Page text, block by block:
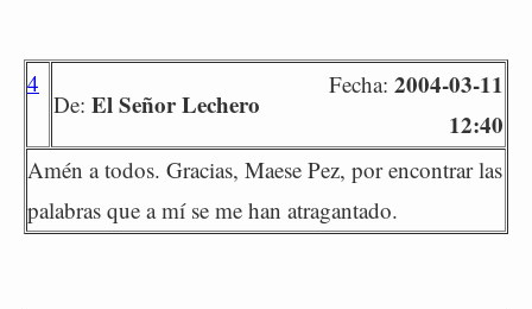
4
De: El Señor Lechero
Fecha: 2004-03-11
12:40
Amén a todos. Gracias, Maese Pez, por encontrar las
palabras que a mí se me han atragantado.